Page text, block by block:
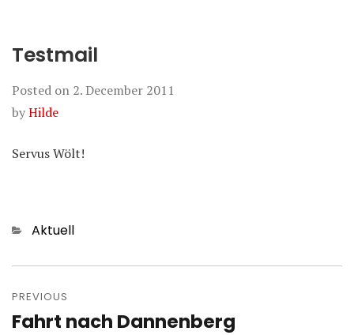
Testmail
Posted on 2. December 2011
byHilde
Servus Wölt!
Categories
Aktuell
navigation
PREVIOUS
Previous
Fahrt nach Dannenberg